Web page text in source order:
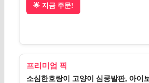
🌟 지금 주문!
프리미엄 픽
소심한호랑이 고양이 심쿵발판, 아이